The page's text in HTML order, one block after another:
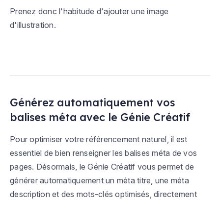
Prenez donc l'habitude d'ajouter une image
d'illustration.
Générez automatiquement vos
balises méta avec le Génie Créatif
Pour optimiser votre référencement naturel, il est
essentiel de bien renseigner les balises méta de vos
pages. Désormais, le Génie Créatif vous permet de
générer automatiquement un méta titre, une méta
description et des mots-clés optimisés, directement